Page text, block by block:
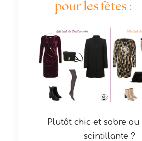
pour les fêtes :
Plutôt chic et sobre ou
scintillante ?